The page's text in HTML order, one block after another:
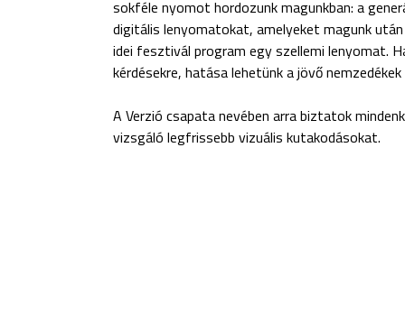
sokféle nyomot hordozunk magunkban: a
digitális lenyomatokat, amelyeket magunk
idei fesztivál program egy szellemi lenyomat.
kérdésekre, hatása lehetünk a jövő
A Verzió csapata nevében arra biztatok
vizsgáló legfrissebb vizuális kutakodásokat.